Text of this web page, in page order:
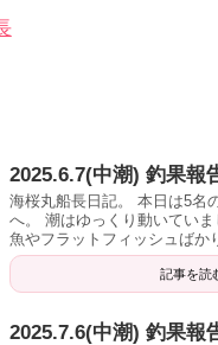
2025.6.7(中潮) 釣果報
海桜丸船長日記。 本日は5名
へ。 潮はゆっくり動いてい
魚やフラットフィッシュばか
記事を読
2025.7.6(中潮) 釣果報